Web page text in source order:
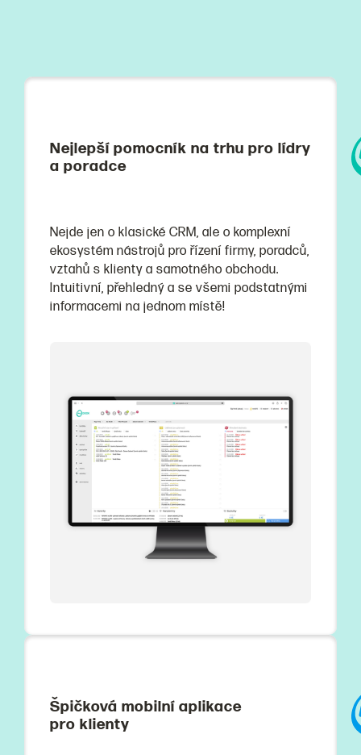
Nejlepší pomocník na trhu pro lídry
a poradce
Nejde jen o klasické CRM, ale o komplexní
ekosystém nástrojů pro řízení firmy, poradců,
vztahů s klienty a samotného obchodu.
Intuitivní, přehledný a se všemi podstatnými
informacemi na jednom místě!
Špičková mobilní aplikace
pro klienty